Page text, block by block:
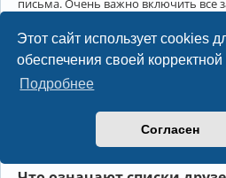
Этот сайт использует cookies
обеспечения своей
Подробнее
Согласен
письма. Очень важно включить все
Администратор конференции
меры.
Друзья и недруги